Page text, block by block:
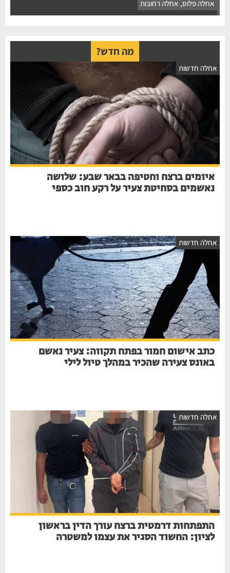
אחלה פלוס, אחלה רחובות
מה חדש?
אחלה חדשות
איומים ברצח וחטיפה בבאר שבע: שלושה
נאשמים בסחיטת צעיר על רקע חוב כספי
אחלה חדשות
כתב אישום חמור בפתח תקווה: צעיר נאשם
באונס צעירה שהכיר במהלך טיול לילי
אחלה חדשות
התפתחות דרמטית ברצח עורך הדין בראשון
לציון: החשוד הסגיר את עצמו למשטרה